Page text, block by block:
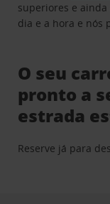
superiores e
dia e a hora e nós
O seu
pronto a
estrada
Reserve já para